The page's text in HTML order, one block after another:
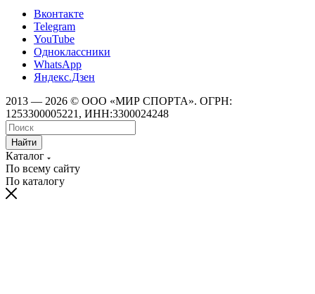
Вконтакте
Telegram
YouTube
Одноклассники
WhatsApp
Яндекс.Дзен
2013 — 2026 © ООО «МИР СПОРТА». ОГРН:
1253300005221, ИНН:3300024248
Найти
Каталог
По всему сайту
По каталогу